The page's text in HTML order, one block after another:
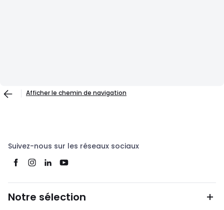
Afficher le chemin de navigation
Suivez-nous sur les réseaux sociaux
Notre sélection